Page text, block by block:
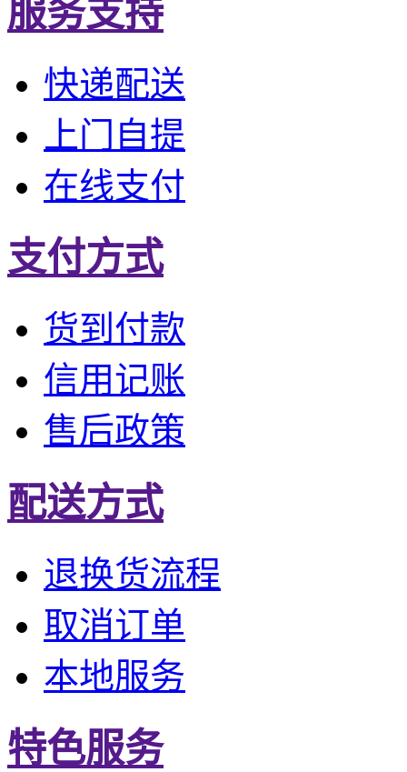
服务支持
快递配送
上门自提
在线支付
支付方式
货到付款
信用记账
售后政策
配送方式
退换货流程
取消订单
本地服务
特色服务